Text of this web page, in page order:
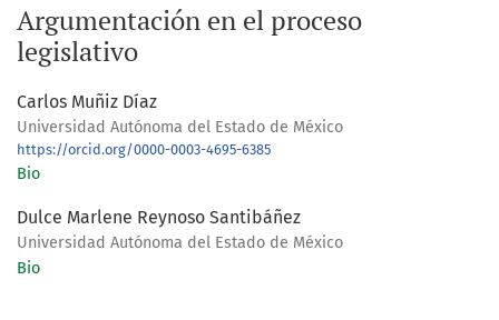
Argumentación en el proceso
legislativo
Carlos Muñiz Díaz
Universidad Autónoma del Estado de México
https://orcid.org/0000-0003-4695-6385
Bio
Dulce Marlene Reynoso Santibáñez
Universidad Autónoma del Estado de México
Bio